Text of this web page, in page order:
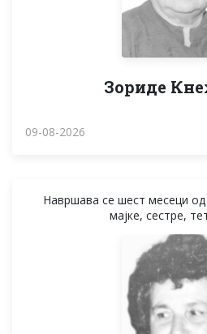
Зориде
09-08-2026
Навршава се шест месеци
мајке, сестре,